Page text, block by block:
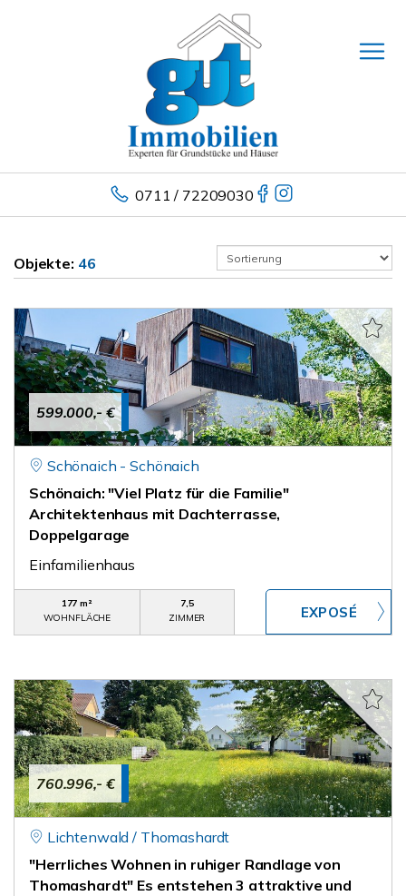
0711 / 72209030
Objekte: 46
599.000,- €
Schönaich - Schönaich
Schönaich: "Viel Platz für die Familie"
Architektenhaus mit Dachterrasse,
Doppelgarage
Einfamilienhaus
177 m²
WOHNFLÄCHE
7,5
ZIMMER
760.996,- €
Lichtenwald / Thomashardt
"Herrliches Wohnen in ruhiger Randlage von
Thomashardt" Es entstehen 3 attraktive und